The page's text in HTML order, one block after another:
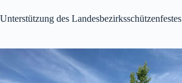
Unterstützung des Landesbezirksschützenfestes